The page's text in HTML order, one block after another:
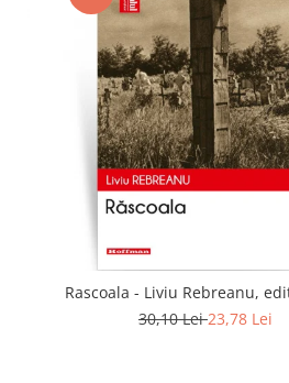
Rascoala - Liviu Rebreanu,
30,10 Lei23,78 Lei